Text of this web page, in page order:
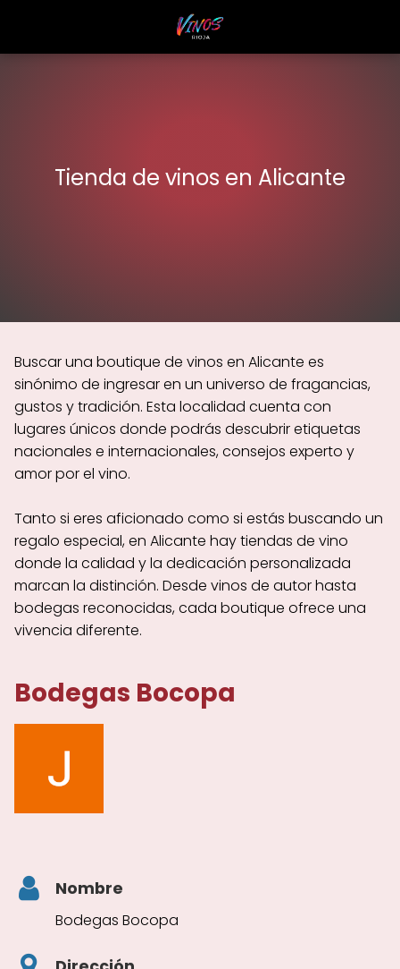
Tienda de vinos en Alicante
Buscar una boutique de vinos en Alicante es
sinónimo de ingresar en un universo de fragancias,
gustos y tradición. Esta localidad cuenta con
lugares únicos donde podrás descubrir etiquetas
nacionales e internacionales, consejos experto y
amor por el vino.
Tanto si eres aficionado como si estás buscando un
regalo especial, en Alicante hay tiendas de vino
donde la calidad y la dedicación personalizada
marcan la distinción. Desde vinos de autor hasta
bodegas reconocidas, cada boutique ofrece una
vivencia diferente.
Bodegas Bocopa
Nombre
Bodegas Bocopa